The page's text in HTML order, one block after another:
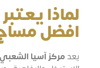
لماذا
افضل مساج
يعدمركز آسيا الشعبي